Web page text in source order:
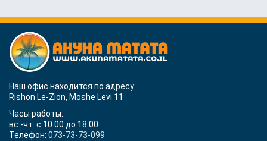
Наш офис находится по адресу:
Rishon Le-Zion, Moshe Levi 11
Часы работы:
вс.-чт. с 10:00 до 18:00
Телефон: 073-73-73-099